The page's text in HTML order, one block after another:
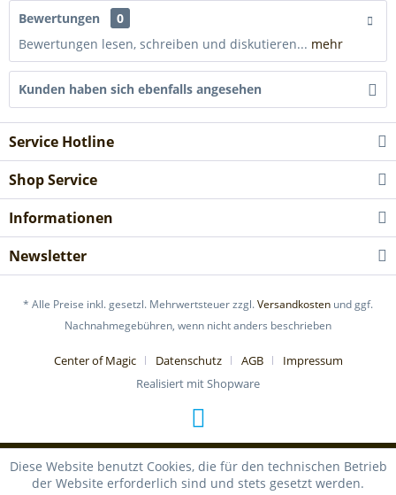
Bewertungen
0
Bewertungen lesen, schreiben und diskutieren... mehr
Kunden haben sich ebenfalls angesehen
Service Hotline
Shop Service
Informationen
Newsletter
* Alle Preise inkl. gesetzl. Mehrwertsteuer zzgl.Versandkosten und ggf.
Nachnahmegebühren, wenn nicht anders beschrieben
Center of Magic Datenschutz AGB
Impressum
Realisiert mit Shopware
Diese Website benutzt Cookies, die für den technischen Betrieb
der Website erforderlich sind und stets gesetzt werden.